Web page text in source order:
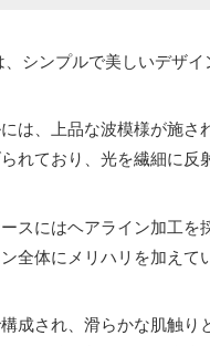
シンプルで美しいデザイ
は、上品な波模様が施
れており、光を繊細に反
スにはヘアライン加工を
全体にメリハリを加えて
成され、滑らかな肌触り